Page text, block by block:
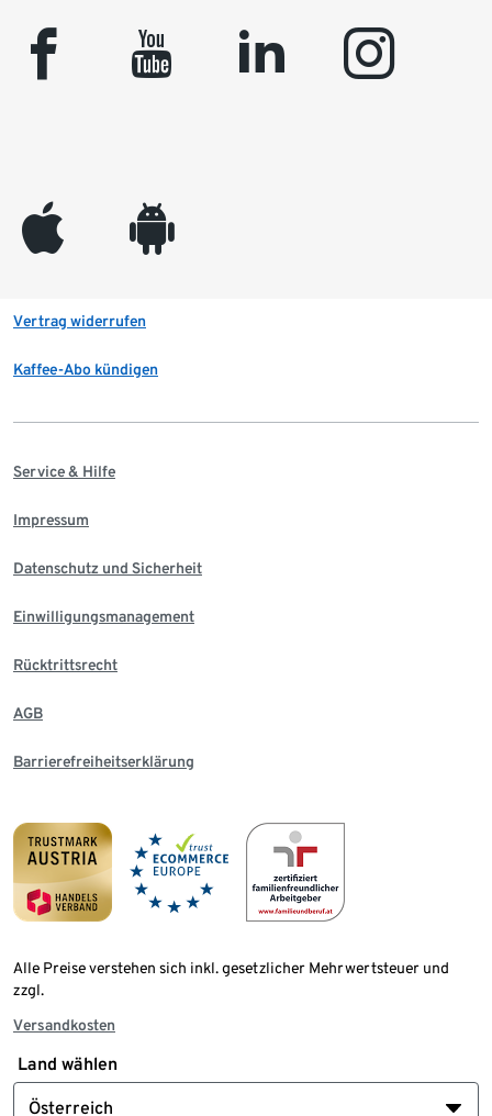
facebook youtube linkedin instagram
appleinc android
Vertrag widerrufen
Kaffee-Abo kündigen
Service & Hilfe
Impressum
Datenschutz und Sicherheit
Einwilligungsmanagement
Rücktrittsrecht
AGB
Barrierefreiheitserklärung
Alle Preise verstehen sich inkl. gesetzlicher Mehrwertsteuer und
zzgl.
Versandkosten
Land wählen
Österreich